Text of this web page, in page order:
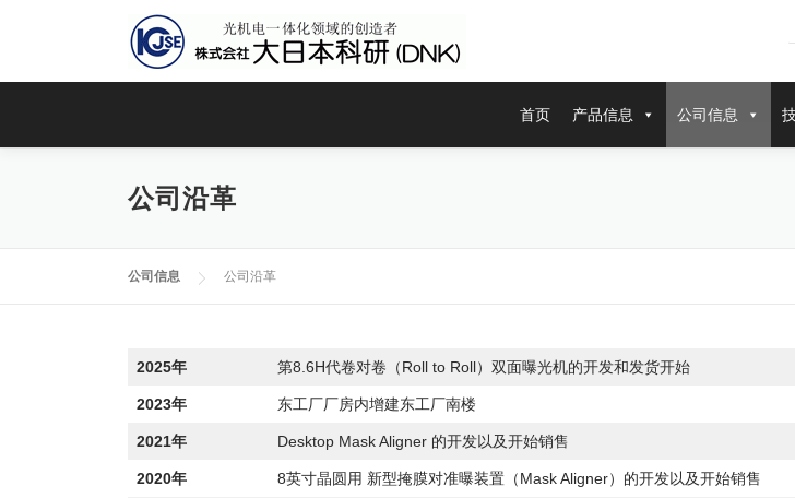
首页 产品信息 公司信息
公司沿革
公司信息 公司沿革
2025年 第8.6H代卷对卷（Roll to Roll）双面曝光机的开发和发货开始
2023年 东工厂厂房内增建东工厂南楼
2021年 Desktop Mask Aligner 的开发以及开始销售
2020年 8英寸晶圆用 新型掩膜对准曝装置（Mask Aligner）的开发以及开始销售